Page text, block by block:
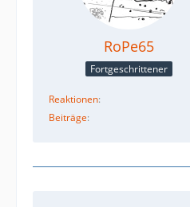
RoPe65
Fortgeschrittener
Reaktionen
Beiträge